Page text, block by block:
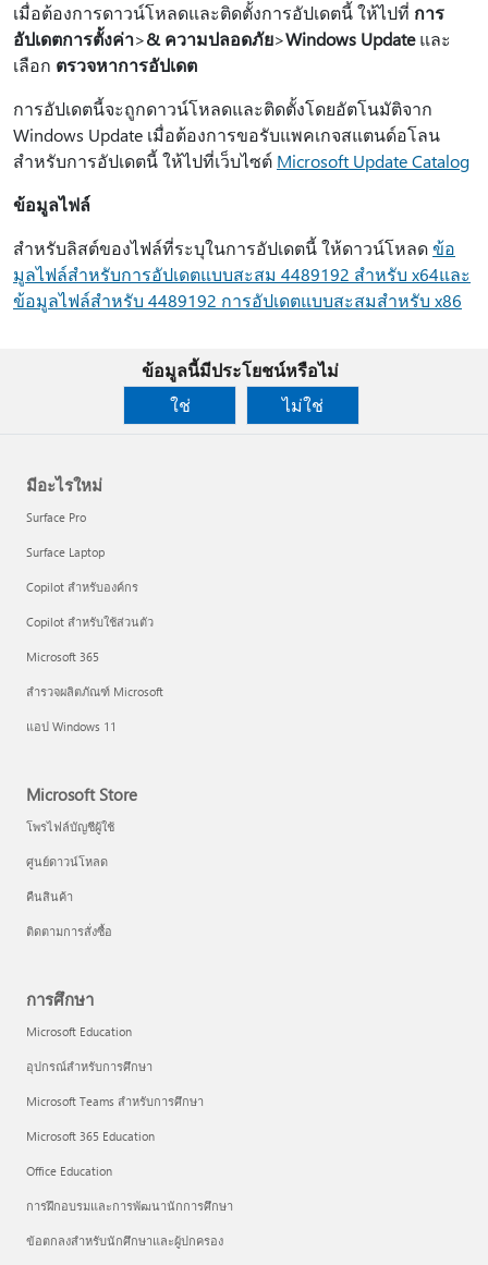
เมื่อต้องการดาวน์โหลดและติดตั้งการอัปเดตนี้ ให้ไปที่ การ
อัปเดตการตั้งค่า>& ความปลอดภัย>Windows Updateและ
เลือก ตรวจหาการอัปเดต
การอัปเดตนี้จะถูกดาวน์โหลดและติดตั้งโดยอัตโนมัติจาก
Windows Update เมื่อต้องการขอรับแพคเกจสแตนด์อโลน
สำหรับการอัปเดตนี้ ให้ไปที่เว็บไซต์ Microsoft Update Catalog
ข้อมูลไฟล์
สําหรับลิสต์ของไฟล์ที่ระบุในการอัปเดตนี้ ให้ดาวน์โหลดข้อ
มูลไฟล์สําหรับการอัปเดตแบบสะสม 4489192 สําหรับ x64และ
ข้อมูลไฟล์สําหรับ 4489192 การอัปเดตแบบสะสมสําหรับ x86
ข้อมูลนี้มีประโยชน์หรือไม่
ใช่
ไม่ใช่
มีอะไรใหม่
Surface Pro
Surface Laptop
Copilot สำหรับองค์กร
Copilot สำหรับใช้ส่วนตัว
Microsoft 365
สำรวจผลิตภัณฑ์ Microsoft
แอป Windows 11
Microsoft Store
โพรไฟล์บัญชีผู้ใช้
ศูนย์ดาวน์โหลด
คืนสินค้า
ติดตามการสั่งซื้อ
การศึกษา
Microsoft Education
อุปกรณ์สำหรับการศึกษา
Microsoft Teams สำหรับการศึกษา
Microsoft 365 Education
Office Education
การฝึกอบรมและการพัฒนานักการศึกษา
ข้อตกลงสำหรับนักศึกษาและผู้ปกครอง